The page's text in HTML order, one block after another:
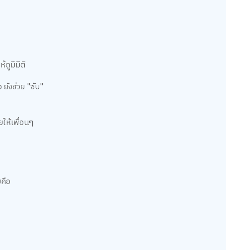
ห้ดูมีมิติ
ยังช่วย "ซับ"
ห้เพื่อนๆ
อ